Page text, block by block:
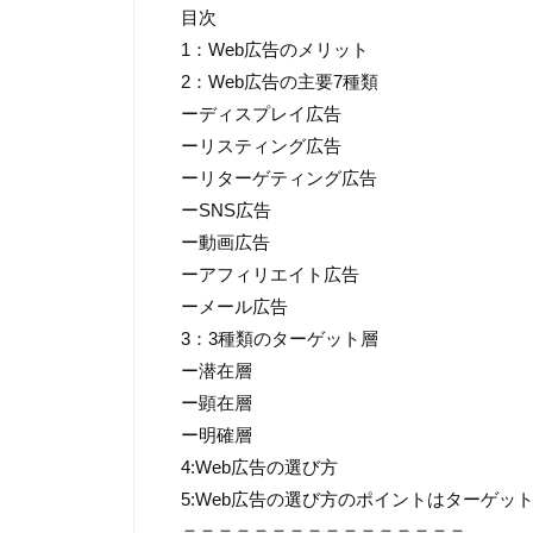
目次
1：Web広告のメリット
2：Web広告の主要7種類
ーディスプレイ広告
ーリスティング広告
ーリターゲティング広告
ーSNS広告
ー動画広告
ーアフィリエイト広告
ーメール広告
3：3種類のターゲット層
ー潜在層
ー顕在層
ー明確層
4:Web広告の選び方
5:Web広告の選び方のポイントはターゲッ